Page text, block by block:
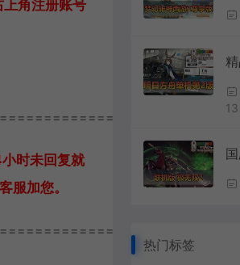
角注册账号
时未回复就
服加您。
13
热门标签